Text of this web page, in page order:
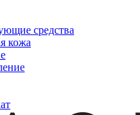
средства
кожа